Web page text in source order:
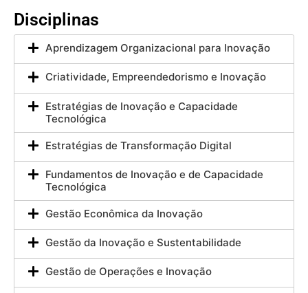
Disciplinas
Aprendizagem Organizacional para Inovação
Criatividade, Empreendedorismo e Inovação
Estratégias de Inovação e Capacidade
Tecnológica
Estratégias de Transformação Digital
Fundamentos de Inovação e de Capacidade
Tecnológica
Gestão Econômica da Inovação
Gestão da Inovação e Sustentabilidade
Gestão de Operações e Inovação